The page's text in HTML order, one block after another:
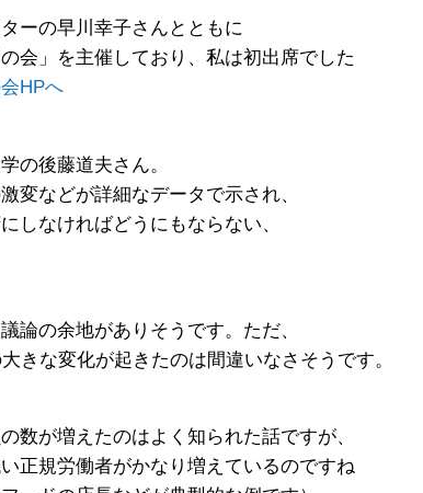
ーの早川幸子さんとともに
会」を主催しており、私は初出席でした
HPへ
の後藤道夫さん。
変などが詳細なデータで示され、
しなければどうにもならない、
論の余地がありそうです。ただ、
きな変化が起きたのは間違いなさそうです。
数が増えたのはよく知られた話ですが、
正規労働者がかなり増えているのですね